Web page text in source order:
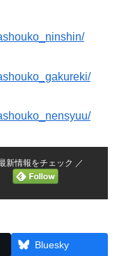
新情報をチェック ／
Bluesky